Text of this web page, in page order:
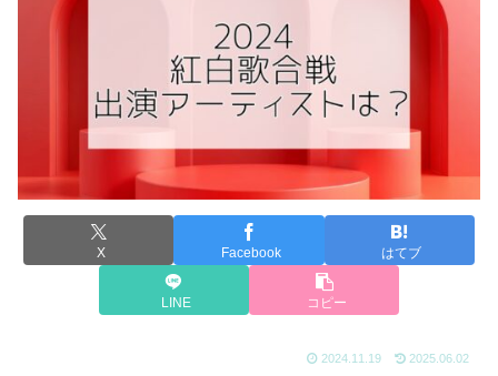
X Facebook はてブ
LINE コピー
2024.11.19 2025.06.02